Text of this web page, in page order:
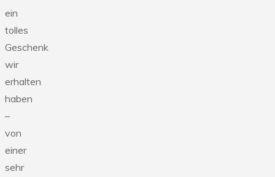
ein
tolles
Geschenk
wir
erhalten
haben
–
von
einer
sehr